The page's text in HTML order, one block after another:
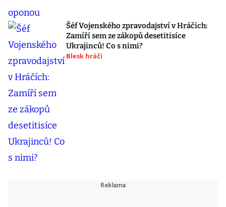
Šéf Vojenského zpravodajství v Hráčích:
Zamíří sem ze zákopů desetitisíce
Ukrajinců! Co s nimi?
Blesk hráči